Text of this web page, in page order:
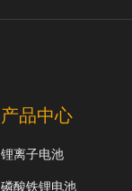
产品中心
锂离子电池
磷酸铁锂电池